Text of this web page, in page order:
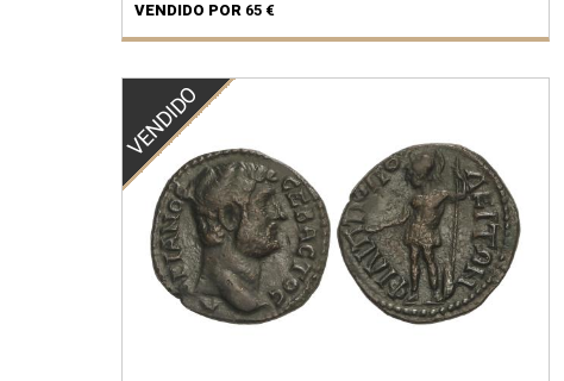
VENDIDO POR 65 €
VENDIDO